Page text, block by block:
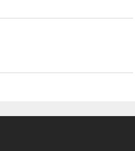
olan en son güncel netlerdir.